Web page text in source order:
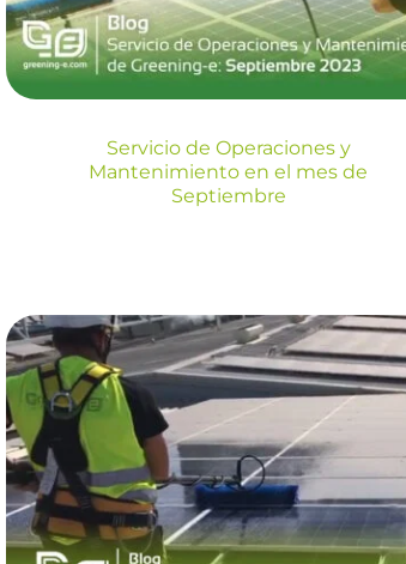
Blog
Servicio de Operaciones y
Mantenimiento en el mes de
Septiembre
Servicio de
Operaciones y
Mantenimiento en el
mes de Junio